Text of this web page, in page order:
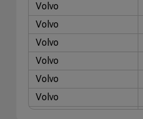
Volvo
Volvo
Volvo
Volvo
Volvo
Volvo